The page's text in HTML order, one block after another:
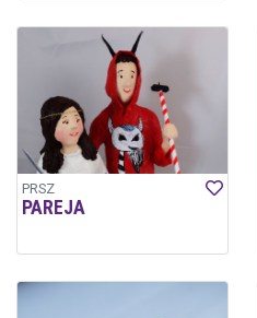
PRSZ
PAREJA